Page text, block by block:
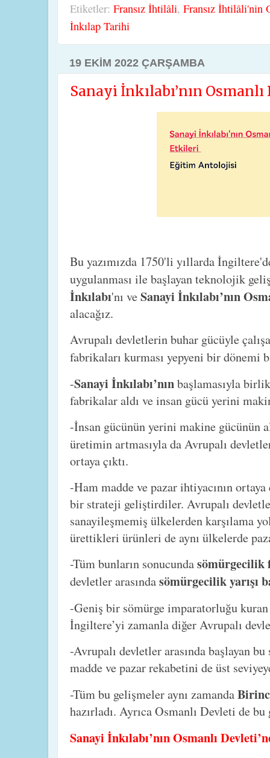
Etiketler: Fransız İhtilâli, Fransız İhtilâli'nin
İnkılap Tarihi
19 EKIM 2022 ÇARŞAMBA
Sanayi İnkılabı’nın
Bu yazımızda 1750'li yıllarda
uygulanması ile başlayan teknolojik
İnkılabı'nı veSanayi İnkılabı’nın
alacağız.
Avrupalı devletlerin buhar gücüyle
fabrikaları kurması yepyeni bir dönemi
-Sanayi İnkılabı’nınbaşlamasıyla
fabrikalar aldı ve insan gücü yerini
-İnsan gücünün yerini makine gücünün
üretimin artmasıyla da Avrupalı
ortaya çıktı.
-Ham madde ve pazar ihtiyacının
bir strateji geliştirdiler. Avrupalı
sanayileşmemiş ülkelerden karşılama
ürettikleri ürünleri de aynı ülkelerde
-Tüm bunların sonucunda
devletler arasındasömürgecilik yarışı
-Geniş bir sömürge imparatorluğu
İngiltere’yi zamanla diğer Avrupalı
-Avrupalı devletler arasında başlayan
madde ve pazar rekabetini de üst
-Tüm bu gelişmeler aynı zamanda
hazırladı. Ayrıca Osmanlı Devleti de
Sanayi İnkılabı’nın Osmanlı